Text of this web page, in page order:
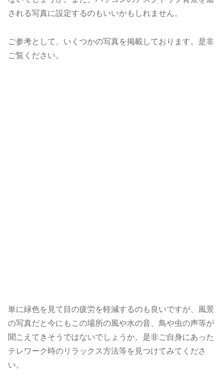
される写真に設定するのもいいかもしれません。
ご参考として、いくつかの写真を掲載しております。是非
ご覧ください。
単に緑色を見て目の疲労を軽減するのも良いですが、風景
の写真だと今にもこの場所の風や水の音、鳥や虫の声等が
聞こえてきそうではないでしょうか。是非ご自身にあった
テレワーク時のリラックス方法等を見つけてみてくださ
い。